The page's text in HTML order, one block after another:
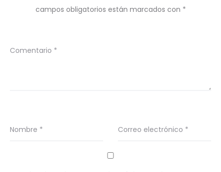
campos obligatorios están marcados con *
Comentario *
Nombre * Correo electrónico *